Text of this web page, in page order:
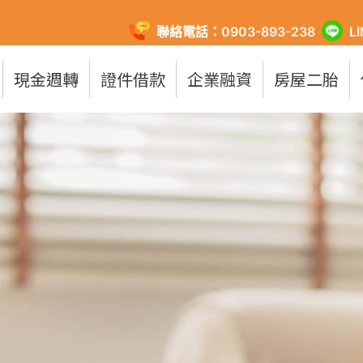
聯絡電話：0903-893-238
現金週轉 證件借款 企業融資 房屋二胎